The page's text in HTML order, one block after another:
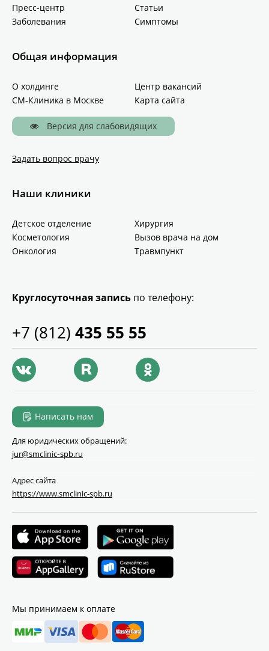
Пресс-центр
Статьи
Заболевания
Симптомы
Общая информация
О холдинге
Центр вакансий
СМ-Клиника в Москве
Карта сайта
Версия для слабовидящих
Задать вопрос врачу
Наши клиники
Детское отделение
Хирургия
Косметология
Вызов врача на дом
Онкология
Травмпункт
Круглосуточная запись по телефону:
+7 (812) 435 55 55
Написать нам
Для юридических обращений:
jur@smclinic‑spb.ru
Адрес сайта
https://www.smclinic-spb.ru
Мы принимаем к оплате